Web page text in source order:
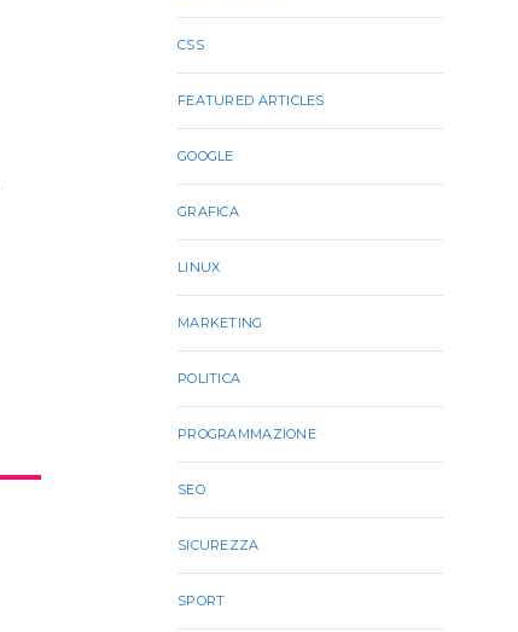
CSS
FEATURED ARTICLES
GOOGLE
GRAFICA
LINUX
MARKETING
POLITICA
PROGRAMMAZIONE
SEO
SICUREZZA
SPORT